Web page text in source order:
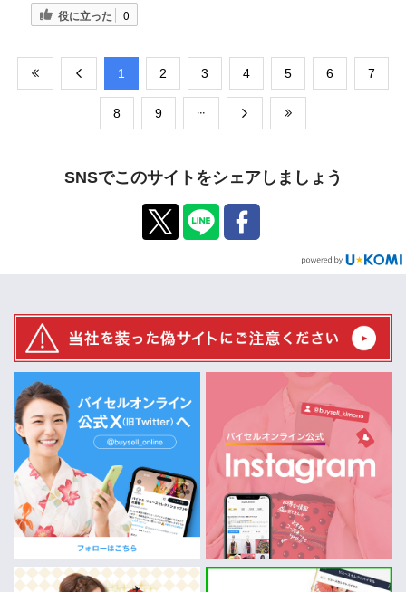
役に立った 0
​1 ​2 ​3 ​4 ​5 ​6 ​7
​8 ​9
SNSでこのサイトをシェアしましょう